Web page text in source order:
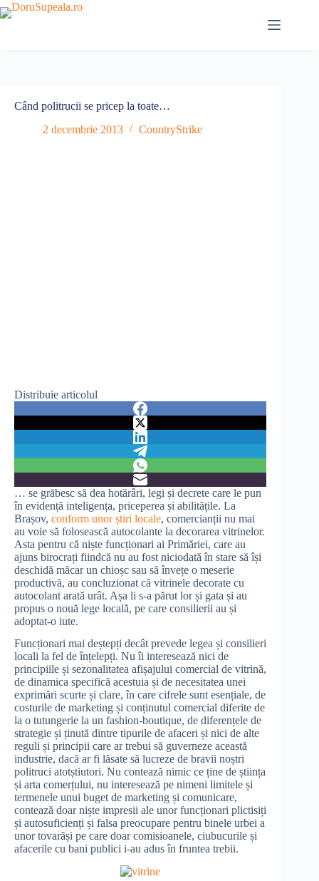
Sari
la
Când politrucii se pricep la toate…
2 decembrie 2013
CountryStrike
Distribuie articolul
… se grăbesc să dea hotărâri, legi și decrete care le pun
în evidență inteligența, priceperea și abilitățile. La
Brașov, conform unor știri locale, comercianții nu mai
au voie să folosească autocolante la decorarea vitrinelor.
Asta pentru că niște funcționari ai Primăriei, care au
ajuns birocrați fiindcă nu au fost niciodată în stare să își
deschidă măcar un chioșc sau să învețe o meserie
productivă, au concluzionat că vitrinele decorate cu
autocolant arată urât. Așa li s-a părut lor și gata și au
propus o nouă lege locală, pe care consilierii au și
adoptat-o iute.
Funcționari mai deștepți decât prevede legea și consilieri
locali la fel de înțelepți. Nu îi interesează nici de
principiile și sezonalitatea afișajului comercial de vitrină,
de dinamica specifică acestuia și de necesitatea unei
exprimări scurte și clare, în care cifrele sunt esențiale, de
costurile de marketing și conținutul comercial diferite de
la o tutungerie la un fashion-boutique, de diferențele de
strategie și ținută dintre tipurile de afaceri și nici de alte
reguli și principii care ar trebui să guverneze această
industrie, dacă ar fi lăsate să lucreze de bravii noștri
politruci atotștiutori. Nu contează nimic ce ține de știința
și arta comerțului, nu interesează pe nimeni limitele și
termenele unui buget de marketing și comunicare,
contează doar niște impresii ale unor funcționari plictisiți
și autosuficienți și falsa preocupare pentru binele urbei a
unor tovarăși pe care doar comisioanele, ciubucurile și
afacerile cu bani publici i-au adus în fruntea trebii.